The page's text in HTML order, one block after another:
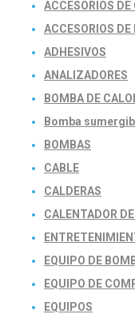
ACCESORIOS
ACCESORIOS
ADHESIVOS
ANALIZADORES
BOMBA DE
Bomba
BOMBAS
CABLE
CALDERAS
CALENTADOR
EQUIPO DE
EQUIPO DE
EQUIPOS